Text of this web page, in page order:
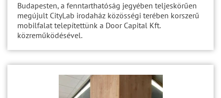
Budapesten, a fenntarthatóság jegyében teljeskörűen
megújult CityLab irodaház közösségi terében korszerű
mobilfalat telepítettünk a Door Capital Kft.
közreműködésével.